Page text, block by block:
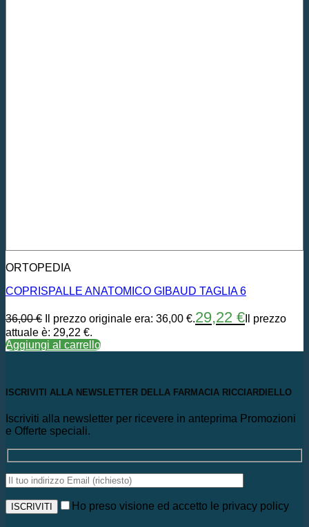
ORTOPEDIA
COPRISPALLE ANATOMICO GIBAUD TAGLIA 6
36,00€ Il prezzo originale era: 36,00 €.29,22 € Il prezzo
attuale è: 29,22 €.
Aggiungi al carrello
ISCRIVITI ALLA NEWSLETTER DELLA FARMACIA RICCIARDIELLO
Iscriviti alla newsletter per ricevere in anteprima Promozioni
e Offerte speciali.
Ho preso visione ed accetto le privacy policy